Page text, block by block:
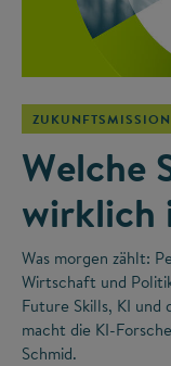
Welche
wirklich
Was morgen zählt:
Wirtschaft und
Future Skills, KI
macht die KI-
Schmid.